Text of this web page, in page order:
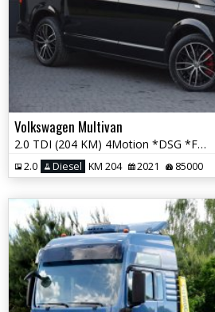
Volkswagen Multivan
2.0 TDI (204 KM) 4Motion *DSG *Full LED *2x Przesuwne Drzwi *Gwarancja
2.0 Diesel KM 204 2021 85000